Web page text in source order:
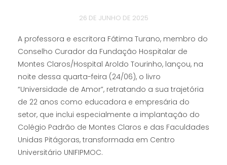
26 DE JUNHO DE 2025
A professora e escritora Fátima Turano, membro do
Conselho Curador da Fundação Hospitalar de
Montes Claros/Hospital Aroldo Tourinho, lançou, na
noite dessa quarta-feira (24/06), o livro
“Universidade de Amor”, retratando a sua trajetória
de 22 anos como educadora e empresária do
setor, que inclui especialmente a implantação do
Colégio Padrão de Montes Claros e das Faculdades
Unidas Pitágoras, transformada em Centro
Universitário UNIFIPMOC.